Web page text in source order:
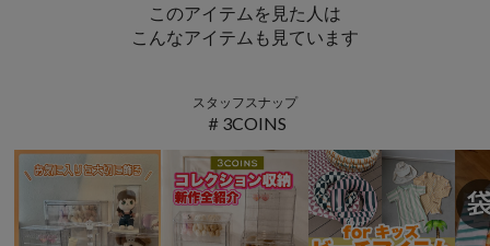
このアイテムを見た人は
こんなアイテムも見ています
スタッフスナップ
＃3COINS